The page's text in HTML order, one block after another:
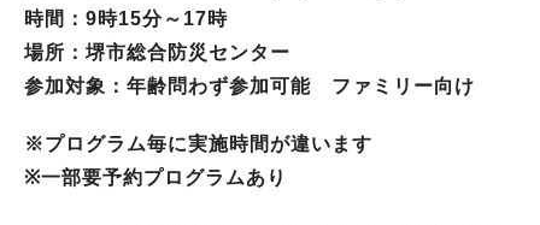
時間：9時15分～17時
場所：堺市総合防災センター
参加対象：年齢問わず参加可能 ファミリー向け
※プログラム毎に実施時間が違います
※一部要予約プログラムあり